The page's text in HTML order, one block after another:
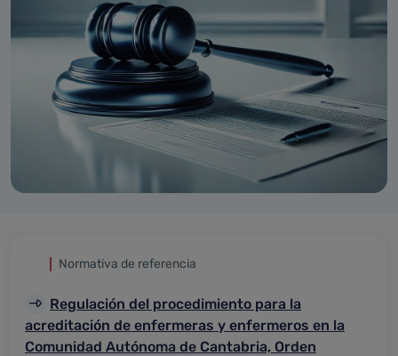
Normativa de referencia
Regulación del procedimiento para la
acreditación de enfermeras y enfermeros en la
Comunidad Autónoma de Cantabria, Orden